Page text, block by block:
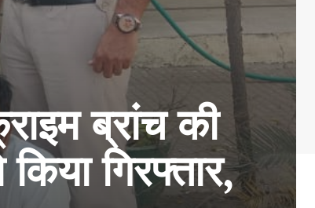
ब्रांच की
गिरफ्तार,